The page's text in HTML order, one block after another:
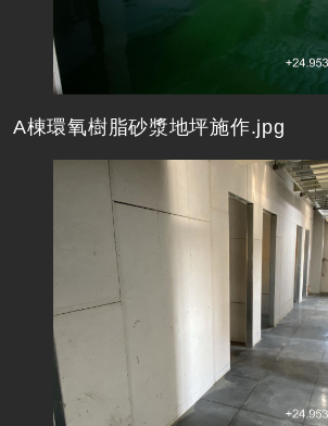
A棟環氧樹脂砂漿地坪施作.jpg